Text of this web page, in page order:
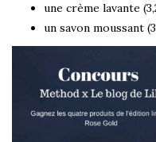
une crème lavante
un savon moussant